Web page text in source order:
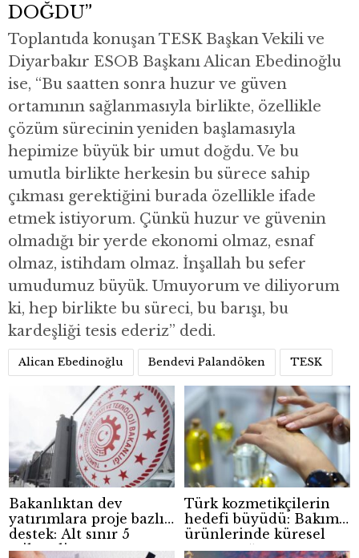
DOĞDU”
Toplantıda konuşan TESK Başkan Vekili ve
Diyarbakır ESOB Başkanı Alican Ebedinoğlu
ise, “Bu saatten sonra huzur ve güven
ortamının sağlanmasıyla birlikte, özellikle
çözüm sürecinin yeniden başlamasıyla
hepimize büyük bir umut doğdu. Ve bu
umutla birlikte herkesin bu sürece sahip
çıkması gerektiğini burada özellikle ifade
etmek istiyorum. Çünkü huzur ve güvenin
olmadığı bir yerde ekonomi olmaz, esnaf
olmaz, istihdam olmaz. İnşallah bu sefer
umudumuz büyük. Umuyorum ve diliyorum
ki, hep birlikte bu süreci, bu barışı, bu
kardeşliği tesis ederiz” dedi.
Alican Ebedinoğlu Bendevi Palandöken TESK
Bakanlıktan dev
yatırımlara proje bazlı
destek: Alt sınır 5
milyar lira
Türk kozmetikçilerin
hedefi büyüdü: Bakım
ürünlerinde küresel
pazar atağı